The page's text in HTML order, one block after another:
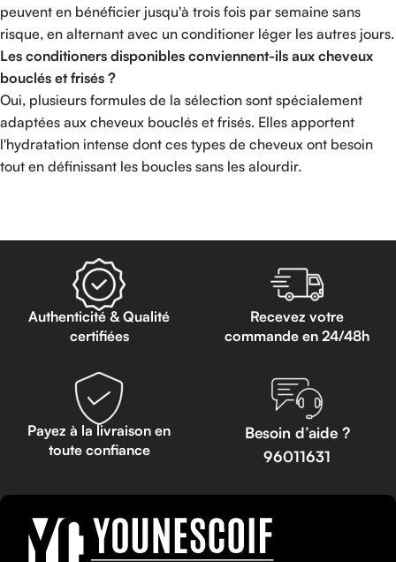
peuvent en bénéficier jusqu'à trois fois par semaine sans
risque, en alternant avec un conditioner léger les autres jours.
Les conditioners disponibles conviennent-ils aux cheveux
bouclés et frisés ?
Oui, plusieurs formules de la sélection sont spécialement
adaptées aux cheveux bouclés et frisés. Elles apportent
l'hydratation intense dont ces types de cheveux ont besoin
tout en définissant les boucles sans les alourdir.
Authenticité & Qualité
certifiées
Recevez votre
commande en 24/48h
Payez à la livraison en
toute confiance
Besoin d’aide ?
96011631